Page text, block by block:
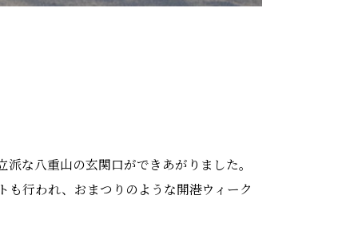
な八重山の玄関口ができあがりました。
行われ、おまつりのような開港ウィーク